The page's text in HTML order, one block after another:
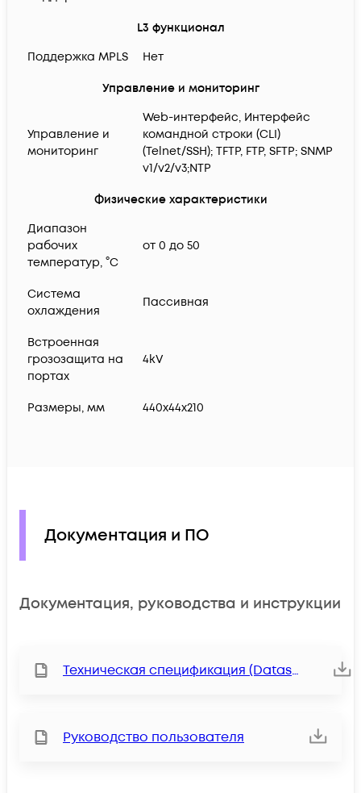
L3 функционал
Поддержка MPLS
Нет
Управление и мониторинг
Управление и
мониторинг
Web-интерфейс, Интерфейс
командной строки (CLI)
(Telnet/SSH); TFTP, FTP, SFTP; SNMP
v1/v2/v3;NTP
Физические характеристики
Диапазон
рабочих
температур, °C
от 0 до 50
Система
охлаждения
Пассивная
Встроенная
грозозащита на
портах
4kV
Размеры, мм 440x44x210
Документация и ПО
Документация, руководства и инструкции
Техническая спецификация (Datasheet)
Руководство пользователя